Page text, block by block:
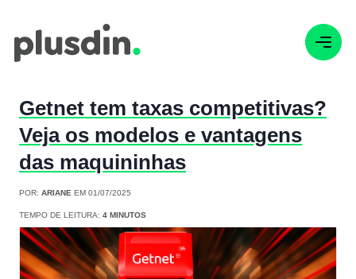
Getnet tem taxas competitivas?
Veja os modelos e vantagens
das maquininhas
POR: ARIANE EM 01/07/2025
TEMPO DE LEITURA: 4 MINUTOS